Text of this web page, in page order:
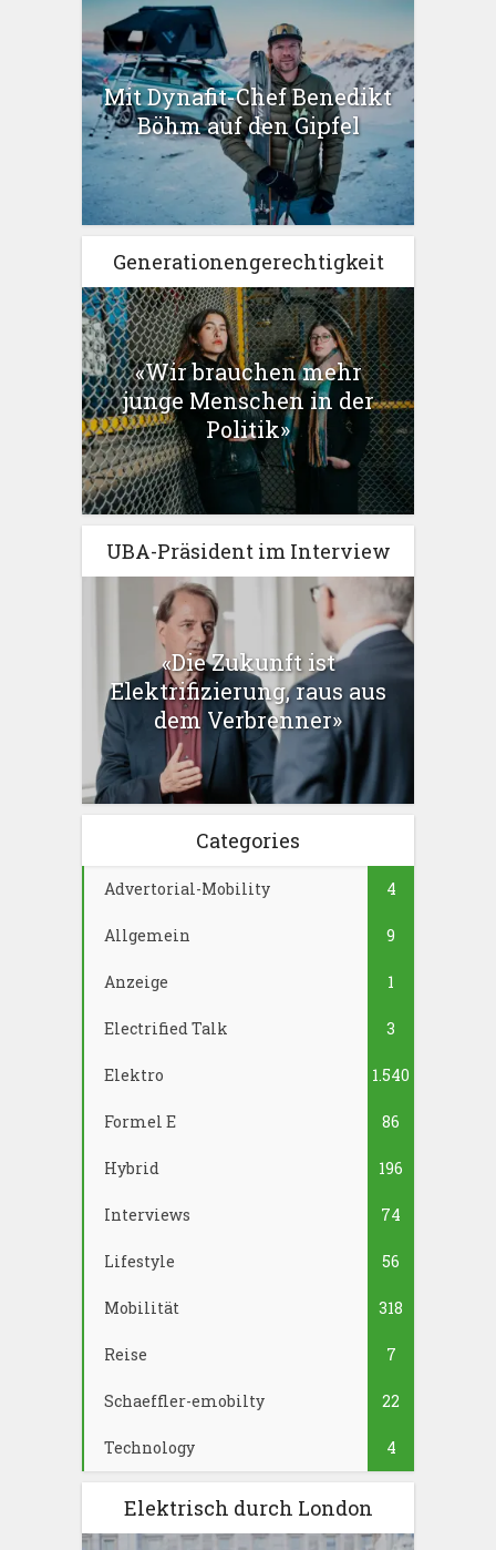
Mit Dynafit-Chef Benedikt
Böhm auf den Gipfel
Generationengerechtigkeit
«Wir brauchen mehr
junge Menschen in der
Politik»
UBA-Präsident im Interview
«Die Zukunft ist
Elektrifizierung, raus aus
dem Verbrenner»
Categories
Advertorial-Mobility 4
Allgemein 9
Anzeige 1
Electrified Talk 3
Elektro 1.540
Formel E 86
Hybrid 196
Interviews 74
Lifestyle 56
Mobilität 318
Reise 7
Schaeffler-emobilty 22
Technology 4
Elektrisch durch London